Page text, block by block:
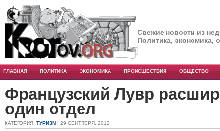
Свежие новости из
Политика, экономика,
ГЛАВНАЯ ПОЛИТИКА ЭКОНОМИКА ПРОИСШЕСТВИЯ ОБЩЕСТВО
Французский Лувр
один отдел
КАТЕГОРИЯ: ТУРИЗМ | 29 СЕНТЯБРЯ, 2012